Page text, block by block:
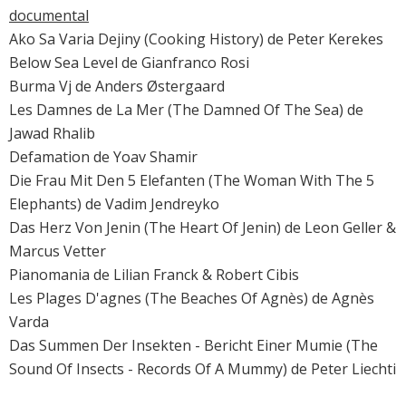
documental
Ako Sa Varia Dejiny (Cooking History) de Peter Kerekes
Below Sea Level de Gianfranco Rosi
Burma Vj de Anders Østergaard
Les Damnes de La Mer (The Damned Of The Sea) de
Jawad Rhalib
Defamation de Yoav Shamir
Die Frau Mit Den 5 Elefanten (The Woman With The 5
Elephants) de Vadim Jendreyko
Das Herz Von Jenin (The Heart Of Jenin) de Leon Geller &
Marcus Vetter
Pianomania de Lilian Franck & Robert Cibis
Les Plages D'agnes (The Beaches Of Agnès) de Agnès
Varda
Das Summen Der Insekten - Bericht Einer Mumie (The
Sound Of Insects - Records Of A Mummy) de Peter Liechti